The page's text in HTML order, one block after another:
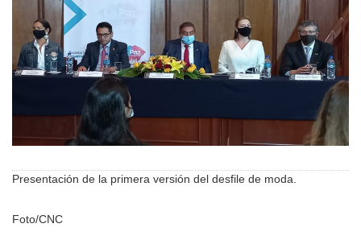
Presentación de la primera versión del desfile de moda.
Foto/CNC